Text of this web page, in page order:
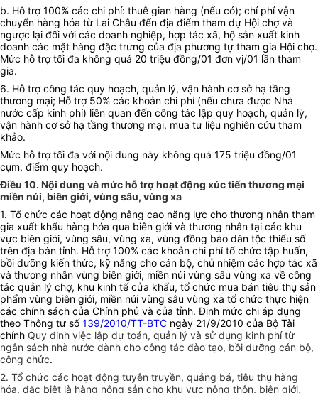
b. Hỗ trợ 100% các chi phí: thuê gian hàng (nếu có); chí phí vận
chuyển hàng hóa từ Lai Châu đến địa điểm tham dự Hội chợ và
ngược lại đối với các doanh nghiệp, hợp tác xã, hộ sản xuất kinh
doanh các mặt hàng đặc trưng của địa phương tự tham gia Hội chợ.
Mức hỗ trợ tối đa không quá 20 triệu đồng/01 đơn vị/01 lần tham
gia.
6. Hỗ trợ công tác quy hoạch, quản lý, vận hành cơ sở hạ tầng
thương mại; Hỗ trợ 50% các khoản chi phí (nếu chưa được Nhà
nước cấp kinh phí) liên quan đến công tác lập quy hoạch, quản lý,
vận hành cơ sở hạ tầng thương mại, mua tư liệu nghiên cứu tham
khảo.
Mức hỗ trợ tối đa với nội dung này không quá 175 triệu đồng/01
cụm, điểm quy hoạch.
Điều 10. Nội dung và mức hỗ trợ hoạt động xúc tiến thương mại
miền núi, biên giới, vùng sâu, vùng xa
1. Tổ chức các hoạt động nâng cao năng lực cho thương nhân tham
gia xuất khẩu hàng hóa qua biên giới và thương nhân tại các khu
vực biên giới, vùng sâu, vùng xa, vùng đồng bào dân tộc thiểu số
trên địa bàn tỉnh. Hỗ trợ 100% các khoản chi phí tổ chức tập huấn,
bồi dưỡng kiến thức, kỹ năng cho cán bộ, chủ nhiệm các hợp tác xã
và thương nhân vùng biên giới, miền núi vùng sâu vùng xa về công
tác quản lý chợ, khu kinh tế cửa khẩu, tổ chức mua bán tiêu thụ sản
phẩm vùng biên giới, miền núi vùng sâu vùng xa tổ chức thực hiện
các chính sách của Chính phủ và của tỉnh. Định mức chi áp dụng
theo Thông tư số139/2010/TT-BTC ngày 21/9/2010 của Bộ Tài
chính Quy định việc lập dự toán, quản lý và sử dụng kinh phí từ
ngân sách nhà nước dành cho công tác đào tạo, bồi dưỡng cán bộ,
công chức.
2. Tổ chức các hoạt động tuyên truyền, quảng bá, tiêu thụ hàng
hóa, đặc biệt là hàng nông sản cho khu vực nông thôn, biên giới,